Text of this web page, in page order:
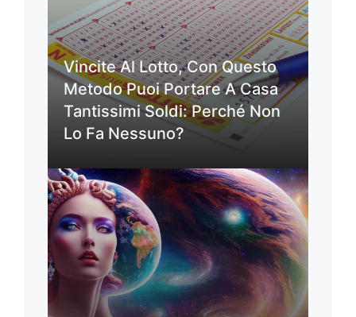
Vincite Al Lotto, Con Questo
Metodo Puoi Portare A Casa
Tantissimi Soldi: Perché Non
Lo Fa Nessuno?